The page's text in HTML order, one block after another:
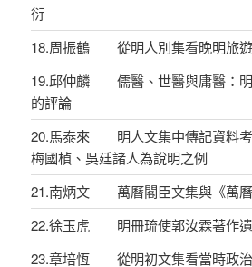
衍
18.周振鶴 從明人別集看晚明旅
19.邱仲麟 儒醫、世醫與庸醫：明
的評論
20.馬泰來 明人文集中傳記資料考
梅國楨、吳廷諸人為說明之例
21.南炳文 萬曆閣臣文集與《萬曆
22.徐玉虎 明冊琉使郭汝霖著作
23.章培恆 從明初文集看當時政